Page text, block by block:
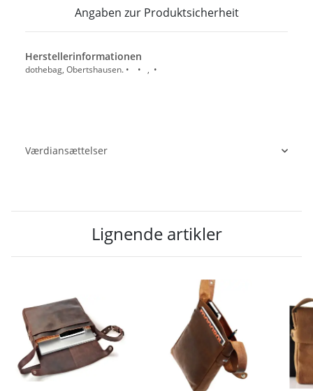
Angaben zur Produktsicherheit
Herstellerinformationen
dothebag, Obertshausen. • • , •
Værdiansættelser
Lignende artikler